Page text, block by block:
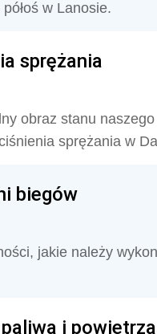
w Lanosie.
sprężania
obraz stanu
sprężania w
biegów
jakie należy
i powietrza